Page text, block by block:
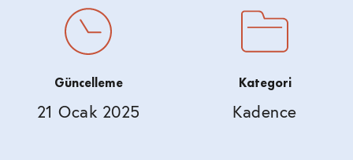
Güncelleme
21 Ocak 2025
Kategori
Kadence